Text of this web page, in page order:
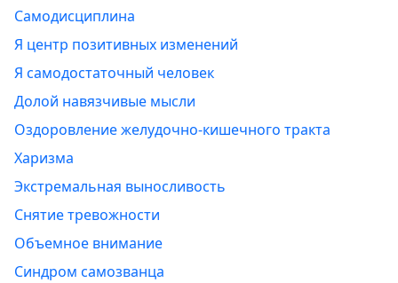
Самодисциплина
Я центр позитивных изменений
Я самодостаточный человек
Долой навязчивые мысли
Оздоровление желудочно-кишечного тракта
Харизма
Экстремальная выносливость
Снятие тревожности
Объемное внимание
Синдром самозванца